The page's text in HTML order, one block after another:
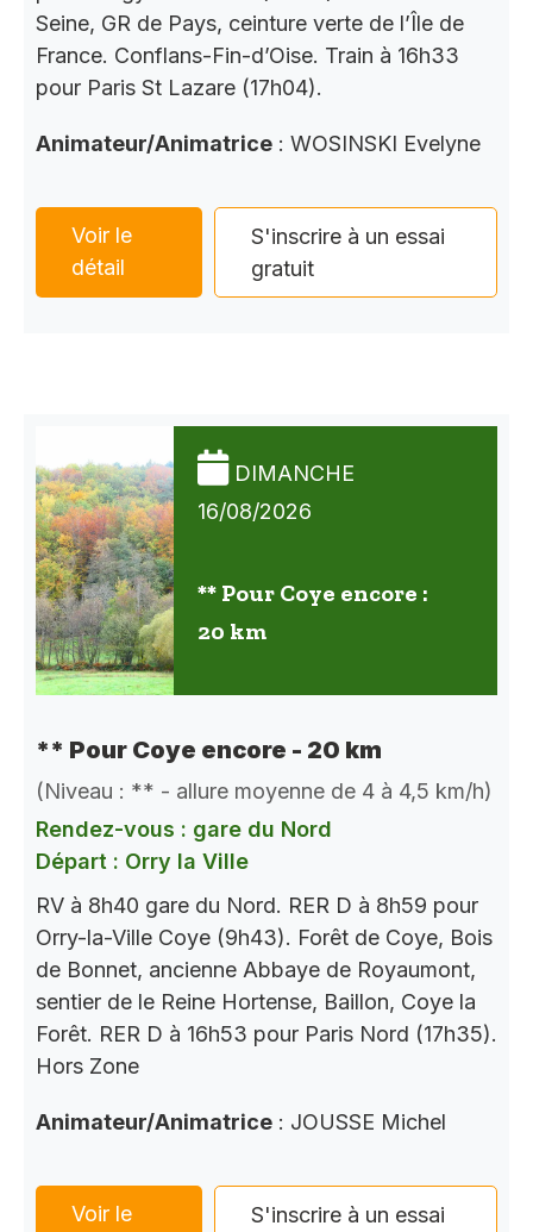
Seine, GR de Pays, ceinture verte de l’Île de
France. Conflans-Fin-d’Oise. Train à 16h33
pour Paris St Lazare (17h04).
Animateur/Animatrice : WOSINSKI Evelyne
Voir le
détail
S'inscrire à un essai
gratuit
DIMANCHE
16/08/2026
** Pour Coye encore :
20 km
** Pour Coye encore - 20 km
(Niveau : ** - allure moyenne de 4 à 4,5 km/h)
Rendez-vous : gare du Nord
Départ : Orry la Ville
RV à 8h40 gare du Nord. RER D à 8h59 pour
Orry-la-Ville Coye (9h43). Forêt de Coye, Bois
de Bonnet, ancienne Abbaye de Royaumont,
sentier de le Reine Hortense, Baillon, Coye la
Forêt. RER D à 16h53 pour Paris Nord (17h35).
Hors Zone
Animateur/Animatrice : JOUSSE Michel
Voir le
S'inscrire à un essai